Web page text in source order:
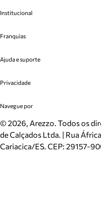
Institucional
Cashback
Venda Corporativa
Mapa do Site
Inverno
Mundo Arezzo
Franquias
Plano de Negócio
Ajuda e suporte
Cadastro
Meus Pedidos
Trocas e Devoluções
Cartão Presente
Localizador de lojas
Privacidade
Politica e Privacidade
Navegue por
Sapatos
Bolsas
Scarpins
©2026, Arezzo. Todos os
de Calçados Ltda. | Rua
Cariacica/ES. CEP: 29157-